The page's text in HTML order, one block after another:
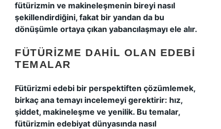
fütürizmin ve makineleşmenin bireyi nasıl
şekillendirdiğini, fakat bir yandan da bu
dönüşümle ortaya çıkan yabancılaşmayı ele alır.
FÜTÜRIZME DAHIL OLAN EDEBI
TEMALAR
Fütürizmi edebi bir perspektiften çözümlemek,
birkaç ana temayı incelemeyi gerektirir: hız,
şiddet, makineleşme ve yenilik. Bu temalar,
fütürizmin edebiyat dünyasında nasıl